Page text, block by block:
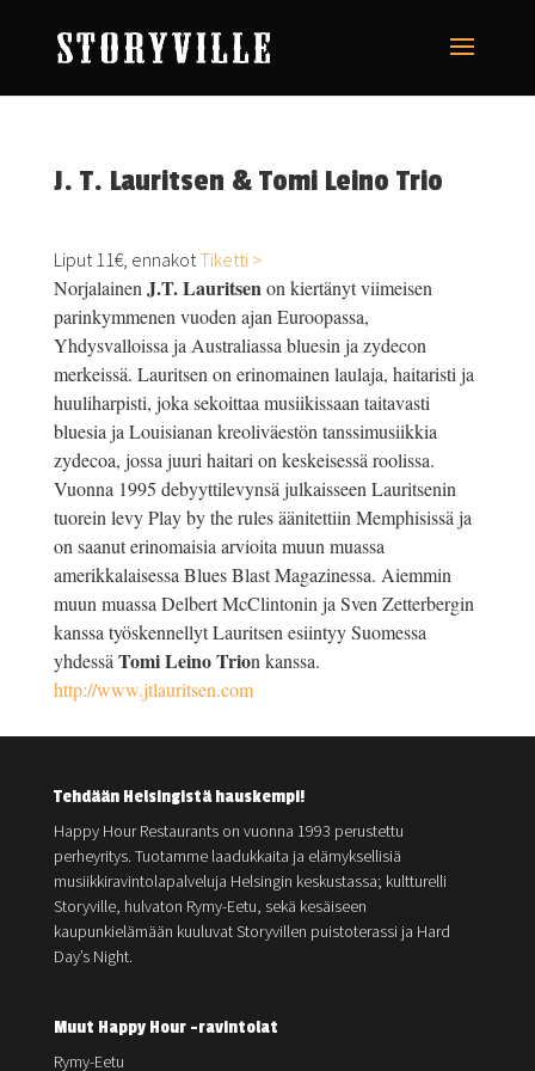
J. T. Lauritsen & Tomi Leino Trio
Liput 11€, ennakotTiketti >
Norjalainen J.T. Lauritsen on kiertänyt viimeisen
parinkymmenen vuoden ajan Euroopassa,
Yhdysvalloissa ja Australiassa bluesin ja zydecon
merkeissä. Lauritsen on erinomainen laulaja, haitaristi ja
huuliharpisti, joka sekoittaa musiikissaan taitavasti
bluesia ja Louisianan kreoliväestön tanssimusiikkia
zydecoa, jossa juuri haitari on keskeisessä roolissa.
Vuonna 1995 debyyttilevynsä julkaisseen Lauritsenin
tuorein levy Play by the rules äänitettiin Memphisissä ja
on saanut erinomaisia arvioita muun muassa
amerikkalaisessa Blues Blast Magazinessa. Aiemmin
muun muassa Delbert McClintonin ja Sven Zetterbergin
kanssa työskennellyt Lauritsen esiintyy Suomessa
yhdessä Tomi Leino Trion kanssa.
http://www.jtlauritsen.com
Tehdään Helsingistä hauskempi!
Happy Hour Restaurants on vuonna 1993 perustettu
perheyritys. Tuotamme laadukkaita ja elämyksellisiä
musiikkiravintolapalveluja Helsingin keskustassa; kultturelli
Storyville, hulvaton Rymy-Eetu, sekä kesäiseen
kaupunkielämään kuuluvat Storyvillen puistoterassi ja Hard
Day’s Night.
Muut Happy Hour -ravintolat
Rymy-Eetu